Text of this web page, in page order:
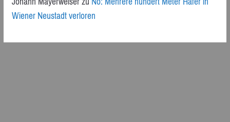
Wiener Neustadt verloren